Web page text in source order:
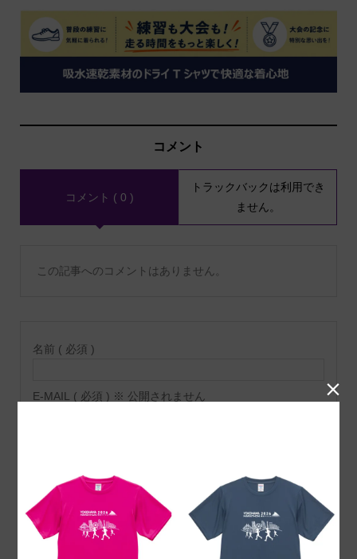
コメント
コメント ( 0 )
トラックバックは利用でき
ません。
この記事へのコメントはありません。
名前 ( 必須 )
E-MAIL ( 必須 ) ※ 公開されません 